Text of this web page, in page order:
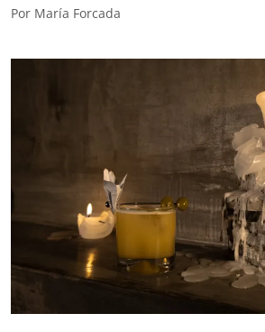
Por María Forcada